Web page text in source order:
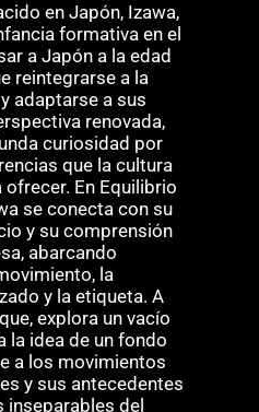
en Japón, Izawa,
formativa en el
a Japón a la edad
reintegrarse a la
adaptarse a sus
renovada,
curiosidad por
que la cultura
En Equilibrio
se conecta con su
y su comprensión
abarcando
la
y la etiqueta. A
explora un vacío
la idea de un fondo
a los movimientos
y sus antecedentes
del